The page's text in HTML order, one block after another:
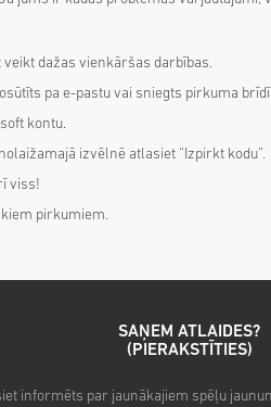
dažas vienkāršas darbības.
pa e-pastu vai sniegts pirkuma brīdī.
kontu.
izvēlnē atlasiet “Izpirkt kodu”.
viss!
pirkumiem.
SAŅEM ATLAIDES?
(PIERAKSTĪTIES)
informēts par jaunākajiem spēļu